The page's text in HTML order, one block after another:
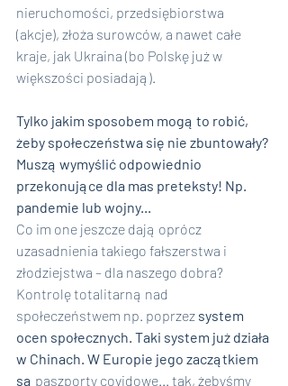
nieruchomości, przedsiębiorstwa
(akcje), złoża surowców, a nawet całe
kraje, jak Ukraina (bo Polskę już w
większości posiadają).
Tylko jakim sposobem mogą to robić,
żeby społeczeństwa się nie zbuntowały?
Muszą wymyślić odpowiednio
przekonujące dla mas preteksty! Np.
pandemie lub wojny...
Co im one jeszcze dają oprócz
uzasadnienia takiego fałszerstwa i
złodziejstwa – dla naszego dobra?
Kontrolę totalitarną nad
społeczeństwem np. poprzez system
ocen społecznych. Taki system już działa
w Chinach. W Europie jego zaczątkiem
są paszporty covidowe... tak, żebyśmy